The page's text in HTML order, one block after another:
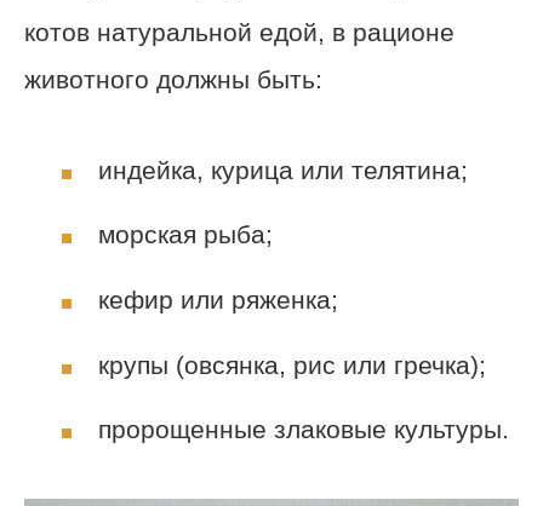
котов натуральной едой, в рационе
животного должны быть:
индейка, курица или телятина;
морская рыба;
кефир или ряженка;
крупы (овсянка, рис или гречка);
пророщенные злаковые культуры.